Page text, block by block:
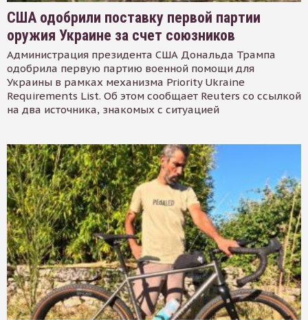
США одобрили поставку первой партии
оружия Украине за счет союзников
Администрация президента США Дональда Трампа
одобрила первую партию военной помощи для
Украины в рамках механизма Priority Ukraine
Requirements List. Об этом сообщает Reuters со ссылкой
на два источника, знакомых с ситуацией